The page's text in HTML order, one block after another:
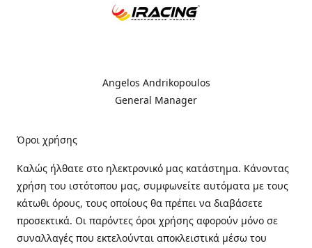
Angelos Andrikopoulos
General Manager
Όροι χρήσης
Καλώς ήλθατε στo ηλεκτρονικό μας κατάστημα. Κάνοντας
χρήση του ιστότοπου μας, συμφωνείτε αυτόματα με τους
κάτωθι όρους, τους οποίους θα πρέπει να διαβάσετε
προσεκτικά. Οι παρόντες όροι χρήσης αφορούν μόνο σε
συναλλαγές που εκτελούνται αποκλειστικά μέσω του